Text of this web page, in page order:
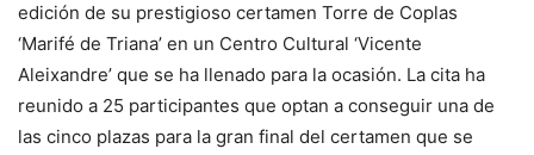
edición de su prestigioso certamen Torre de Coplas
‘Marifé de Triana’ en un Centro Cultural ‘Vicente
Aleixandre’ que se ha llenado para la ocasión. La cita ha
reunido a 25 participantes que optan a conseguir una de
las cinco plazas para la gran final del certamen que se